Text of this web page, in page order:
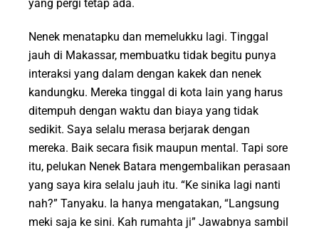
yang pergi tetap ada.
Nenek menatapku dan memelukku lagi. Tinggal
jauh di Makassar, membuatku tidak begitu punya
interaksi yang dalam dengan kakek dan nenek
kandungku. Mereka tinggal di kota lain yang harus
ditempuh dengan waktu dan biaya yang tidak
sedikit. Saya selalu merasa berjarak dengan
mereka. Baik secara fisik maupun mental. Tapi sore
itu, pelukan Nenek Batara mengembalikan perasaan
yang saya kira selalu jauh itu. “Ke sinika lagi nanti
nah?” Tanyaku. Ia hanya mengatakan, “Langsung
meki saja ke sini. Kah rumahta ji” Jawabnya sambil